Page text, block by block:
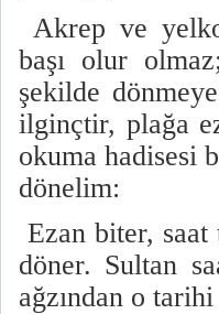
Akrep ve
başı olur
şekilde
ilginçtir, plağa
okuma hadisesi
dönelim:
Ezan biter, saat
döner. Sultan
ağzından o